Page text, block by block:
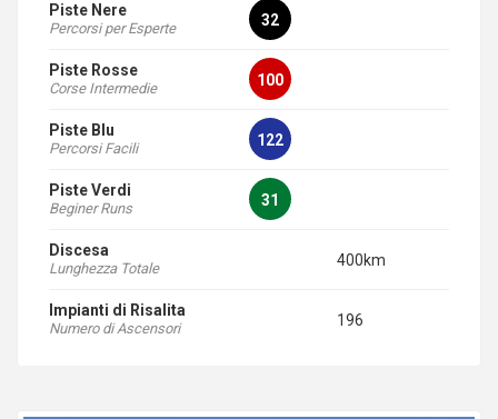
Piste Nere
Percorsi per Esperte 32
Piste Rosse
Corse Intermedie 100
Piste Blu
Percorsi Facili 122
Piste Verdi
Beginer Runs 31
Discesa
Lunghezza Totale 400km
Impianti di Risalita
Numero di Ascensori 196